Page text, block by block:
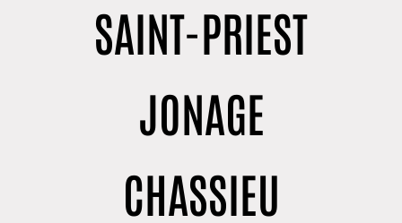
SAINT-PRIEST
JONAGE
CHASSIEU